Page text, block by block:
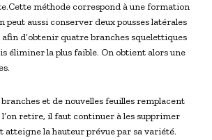
méthode correspond à une formation
peut aussi conserver deux pousses latérales
d’obtenir quatre branches squelettiques
éliminer la plus faible. On obtient alors une
et de nouvelles feuilles remplacent
l’on retire, il faut continuer à les supprimer
atteigne la hauteur prévue par sa variété.